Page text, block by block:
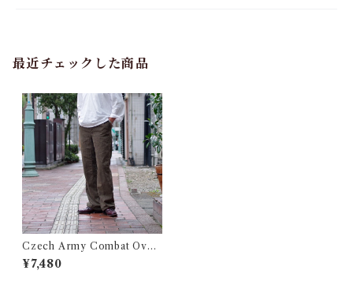
最近チェックした商品
Czech Army Combat Over
Pants / チェコ軍 カモフラー
ジュ オーバーパンツ
¥7,480